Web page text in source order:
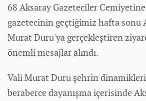
68 Aksaray Gazeteciler
gazetecinin geçtiğimiz hafta sonu
Murat Duru'ya gerçekleştiren
önemli mesajlar alındı.
Vali Murat Duru şehrin
beraberce dayanışma içerisinde